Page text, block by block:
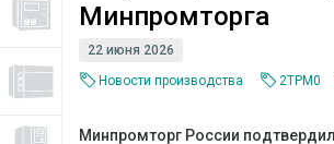
Минпромторга
22 июня 2026
Новости производства
2ТРМ0
Минпромторг России